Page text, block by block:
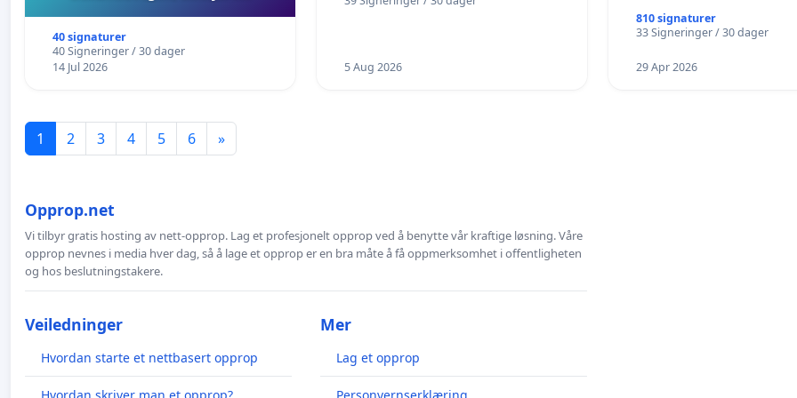
40 signaturer
40 Signeringer / 30 dager
14 Jul 2026
i Haugesund
5 Aug 2026
810 signaturer
33 Signeringer / 30 dager
29 Apr 2026
1 2 3 4 5 6 »
Opprop.net
Vi tilbyr gratis hosting av nett-opprop. Lag et profesjonelt opprop ved å benytte vår kraftige løsning. Våre
opprop nevnes i media hver dag, så å lage et opprop er en bra måte å få oppmerksomhet i offentligheten
og hos beslutningstakere.
Veiledninger
Hvordan starte et nettbasert opprop
Mer
Lag et opprop